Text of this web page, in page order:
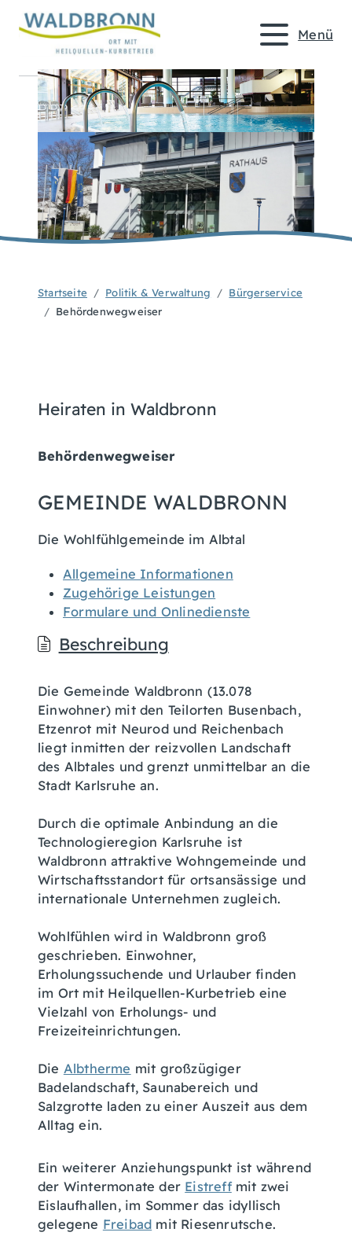
Menü
Startseite Politik & Verwaltung
Bürgerservice
Behördenwegweiser
Heiraten in Waldbronn
Behördenwegweiser
GEMEINDE WALDBRONN
Die Wohlfühlgemeinde im Albtal
Allgemeine Informationen
Zugehörige Leistungen
Formulare und Onlinedienste
Beschreibung
Die Gemeinde Waldbronn (13.078
Einwohner) mit den Teilorten Busenbach,
Etzenrot mit Neurod und Reichenbach
liegt inmitten der reizvollen Landschaft
des Albtales und grenzt unmittelbar an die
Stadt Karlsruhe an.
Durch die optimale Anbindung an die
Technologieregion Karlsruhe ist
Waldbronn attraktive Wohngemeinde und
Wirtschaftsstandort für ortsansässige und
internationale Unternehmen zugleich.
Wohlfühlen wird in Waldbronn groß
geschrieben. Einwohner,
Erholungssuchende und Urlauber finden
im Ort mit Heilquellen-Kurbetrieb eine
Vielzahl von Erholungs- und
Freizeiteinrichtungen.
Die Albtherme mit großzügiger
Badelandschaft, Saunabereich und
Salzgrotte laden zu einer Auszeit aus dem
Alltag ein.
Ein weiterer Anziehungspunkt ist während
der Wintermonate der Eistreffmit zwei
Eislaufhallen, im Sommer das idyllisch
gelegene Freibad mit Riesenrutsche.